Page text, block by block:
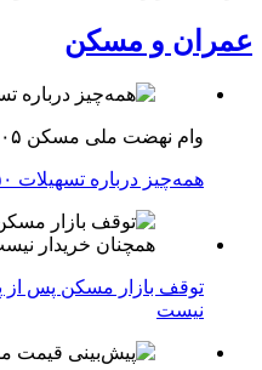
عمران و مسکن
وام نهضت ملی مسکن ۱۴۰۵؛
همه‌چیز درباره تسهیلات ۸۵۰ میلیونی
توقف بازار مسکن پس از
نیست